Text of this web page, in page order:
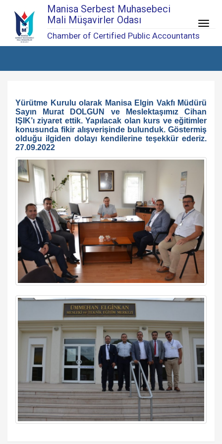
Menü
Manisa Serbest Muhasebeci
Mali Müşavirler Odası
Chamber of Certified Public Accountants
Yürütme Kurulu olarak Manisa Elgin Vakfı Müdürü
Sayın Murat DOLGUN ve Meslektaşımız Cihan
IŞIK’ı ziyaret ettik. Yapılacak olan kurs ve eğitimler
konusunda fikir alışverişinde bulunduk. Göstermiş
olduğu ilgiden dolayı kendilerine teşekkür ederiz.
27.09.2022